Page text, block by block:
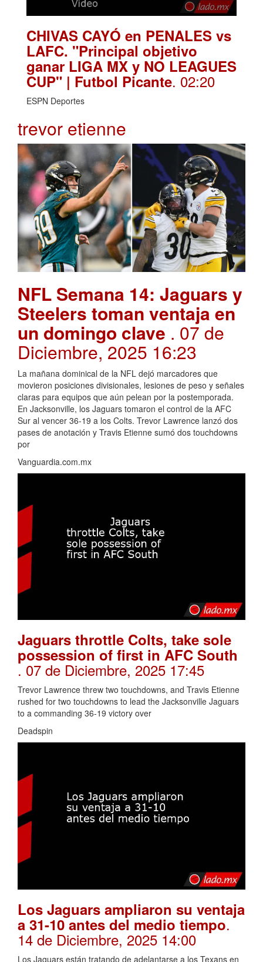
CHIVAS CAYÓ en PENALES vs
LAFC. "Principal objetivo
ganar LIGA MX y NO LEAGUES
CUP" | Futbol Picante. 02:20
ESPN Deportes
trevor etienne
NFL Semana 14: Jaguars y
Steelers toman ventaja en
un domingo clave . 07 de
Diciembre, 2025 16:23
La mañana dominical de la NFL dejó marcadores que
movieron posiciones divisionales, lesiones de peso y señales
claras para equipos que aún pelean por la postemporada.
En Jacksonville, los Jaguars tomaron el control de la AFC
Sur al vencer 36-19 a los Colts. Trevor Lawrence lanzó dos
pases de anotación y Travis Etienne sumó dos touchdowns
por
Vanguardia.com.mx
Jaguars throttle Colts, take sole
possession of first in AFC South
. 07 de Diciembre, 2025 17:45
Trevor Lawrence threw two touchdowns, and Travis Etienne
rushed for two touchdowns to lead the Jacksonville Jaguars
to a commanding 36-19 victory over
Deadspin
Los Jaguars ampliaron su ventaja
a 31-10 antes del medio tiempo.
14 de Diciembre, 2025 14:00
Los Jaguars están tratando de adelantarse a los Texans en